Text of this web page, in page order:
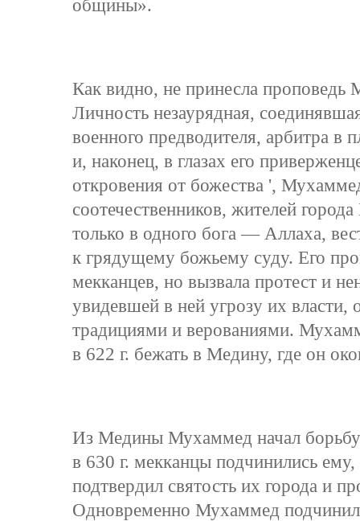
общины».
Как видно, не принесла
Личность незаурядная,
военного предводителя, арбитра в
и, наконец, в глазах его
откровения от божества ',
соотечественников, жителей
только в одного бога — Аллаха,
к грядущему божьему суду. Его
мекканцев, но вызвала протест и
увидевшей в ней угрозу их
традициями и верованиями.
в 622 г. бежать в Медину, где он
Из Медины Мухаммед начал
в 630 г. мекканцы подчинились ему,
подтвердил святость их города и
Одновременно Мухаммед